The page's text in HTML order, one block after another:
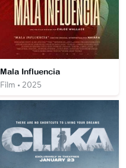
Mala Influencia
Film • 2025